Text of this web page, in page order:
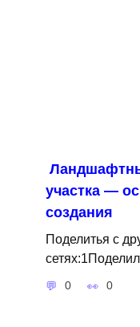
участка —
создания
Поделитья с
0 0